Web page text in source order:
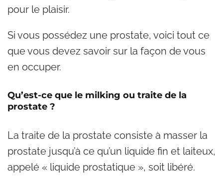
pour le plaisir.
Si vous possédez une prostate, voici tout ce
que vous devez savoir sur la façon de vous
en occuper.
Qu’est-ce que le milking ou traite de la
prostate ?
La traite de la prostate consiste à masser la
prostate jusqu’à ce qu’un liquide fin et laiteux,
appelé « liquide prostatique », soit libéré.